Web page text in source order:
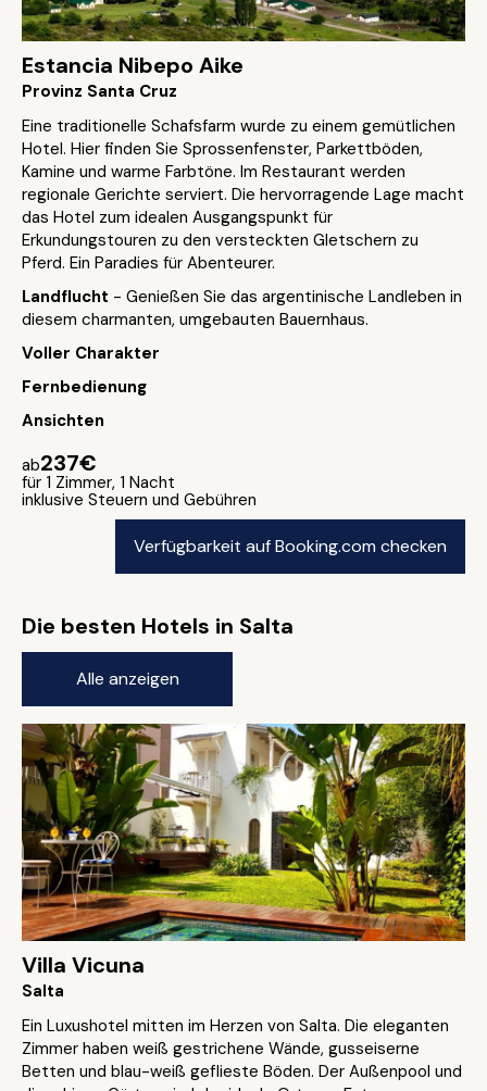
Estancia Nibepo Aike
Provinz Santa Cruz
Eine traditionelle Schafsfarm wurde zu einem gemütlichen
Hotel. Hier finden Sie Sprossenfenster, Parkettböden,
Kamine und warme Farbtöne. Im Restaurant werden
regionale Gerichte serviert. Die hervorragende Lage macht
das Hotel zum idealen Ausgangspunkt für
Erkundungstouren zu den versteckten Gletschern zu
Pferd. Ein Paradies für Abenteurer.
Landflucht - Genießen Sie das argentinische Landleben in
diesem charmanten, umgebauten Bauernhaus.
Voller Charakter
Fernbedienung
Ansichten
ab237€
für 1 Zimmer, 1 Nacht
inklusive Steuern und Gebühren
Verfügbarkeit auf Booking.com checken
Die besten Hotels in Salta
Alle anzeigen
Villa Vicuna
Salta
Ein Luxushotel mitten im Herzen von Salta. Die eleganten
Zimmer haben weiß gestrichene Wände, gusseiserne
Betten und blau-weiß geflieste Böden. Der Außenpool und